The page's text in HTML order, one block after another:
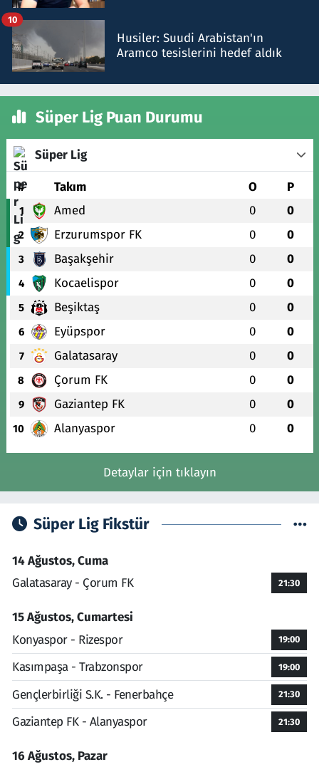
Husiler: Suudi Arabistan'ın
Aramco tesislerini hedef aldık
10
Süper Lig Puan Durumu
Süper Lig
# Takım O P
1 Amed 0 0
2 Erzurumspor FK 0 0
3 Başakşehir 0 0
4 Kocaelispor 0 0
5 Beşiktaş 0 0
6 Eyüpspor 0 0
7 Galatasaray 0 0
8 Çorum FK 0 0
9 Gaziantep FK 0 0
10 Alanyaspor 0 0
Detaylar için tıklayın
Süper Lig Fikstür
14 Ağustos, Cuma
Galatasaray - Çorum FK
21:30
15 Ağustos, Cumartesi
Konyaspor - Rizespor
19:00
Kasımpaşa - Trabzonspor 19:00
Gençlerbirliği S.K. - Fenerbahçe 21:30
Gaziantep FK - Alanyaspor 21:30
16 Ağustos, Pazar